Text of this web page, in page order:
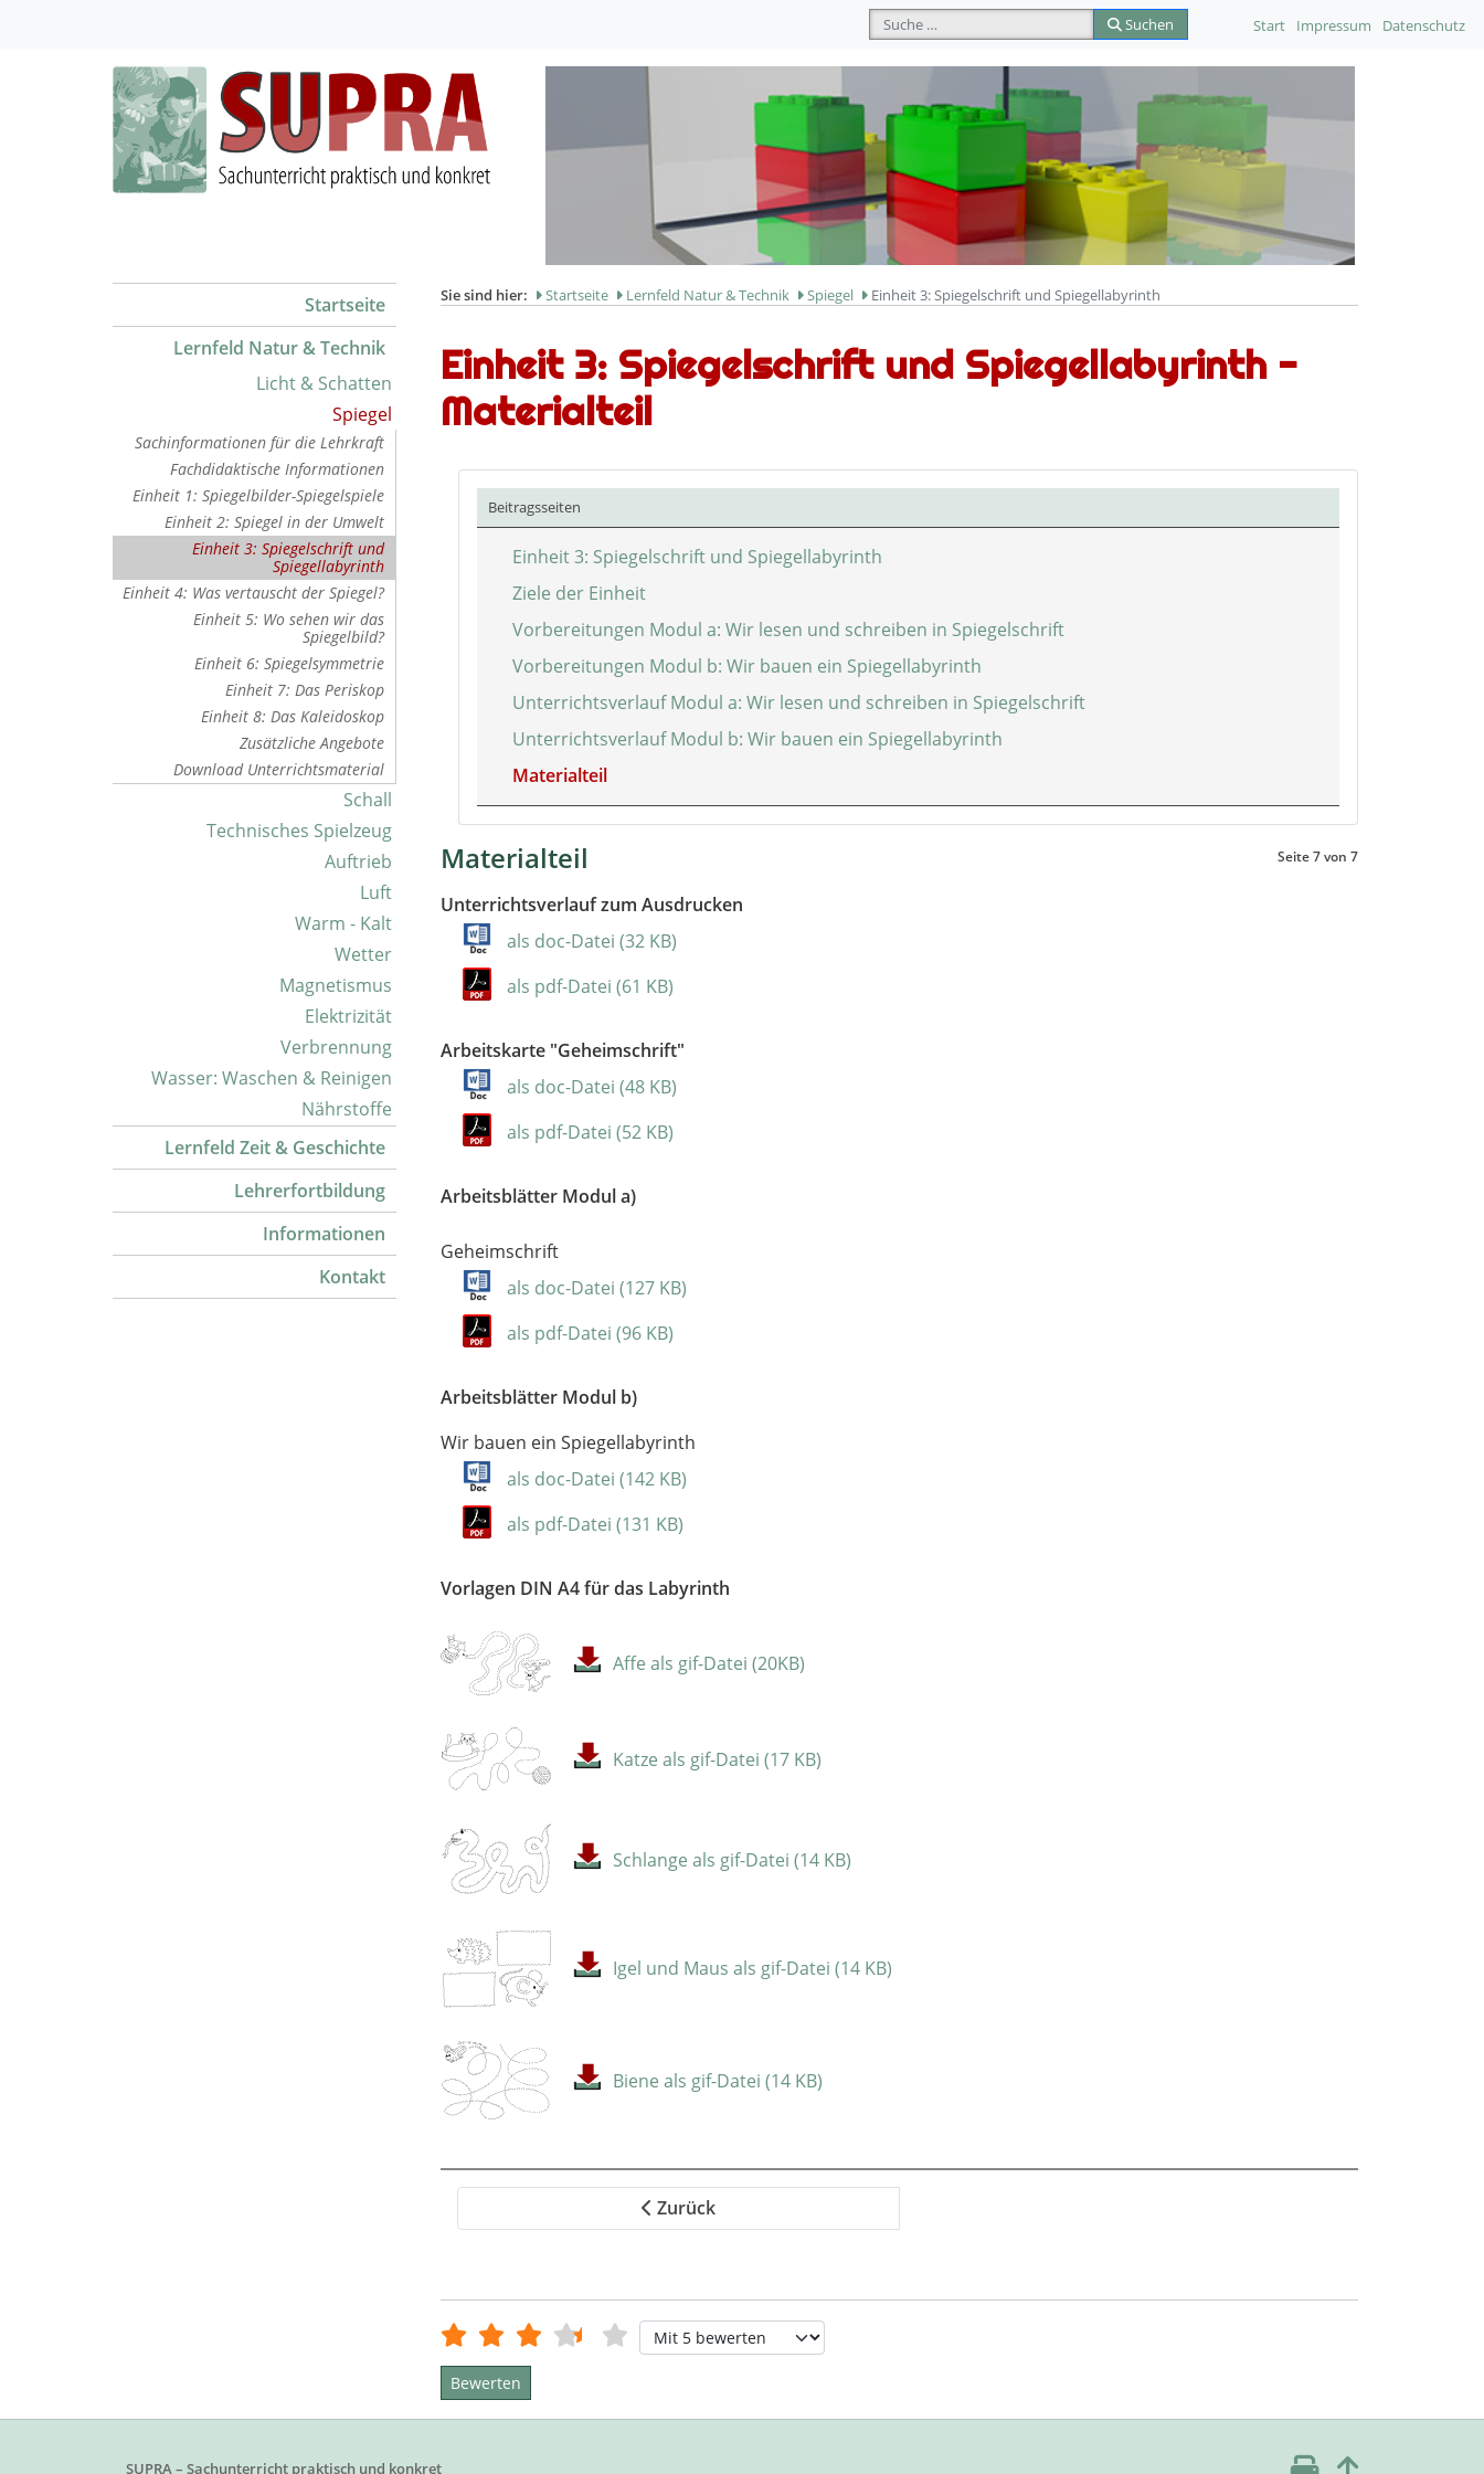
Suchen Suchen Start Impressum Datenschutz
Startseite
Lernfeld Natur & Technik
Licht & Schatten
Spiegel
Sachinformationen für die Lehrkraft
Fachdidaktische Informationen
Einheit 1: Spiegelbilder-Spiegelspiele
Einheit 2: Spiegel in der Umwelt
Einheit 3: Spiegelschrift und
Spiegellabyrinth
Einheit 4: Was vertauscht der Spiegel?
Einheit 5: Wo sehen wir das
Spiegelbild?
Einheit 6: Spiegelsymmetrie
Einheit 7: Das Periskop
Einheit 8: Das Kaleidoskop
Zusätzliche Angebote
Download Unterrichtsmaterial
Schall
Technisches Spielzeug
Auftrieb
Luft
Warm - Kalt
Wetter
Magnetismus
Elektrizität
Verbrennung
Wasser: Waschen & Reinigen
Nährstoffe
Lernfeld Zeit & Geschichte
Lehrerfortbildung
Informationen
Kontakt
Sie sind hier: Startseite Lernfeld Natur & Technik Spiegel Einheit 3: Spiegelschrift und Spiegellabyrinth
Einheit 3: Spiegelschrift und Spiegellabyrinth -
Materialteil
Beitragsseiten
Einheit 3: Spiegelschrift und Spiegellabyrinth
Ziele der Einheit
Vorbereitungen Modul a: Wir lesen und schreiben in Spiegelschrift
Vorbereitungen Modul b: Wir bauen ein Spiegellabyrinth
Unterrichtsverlauf Modul a: Wir lesen und schreiben in Spiegelschrift
Unterrichtsverlauf Modul b: Wir bauen ein Spiegellabyrinth
Materialteil
Seite 7 von 7
Materialteil
Unterrichtsverlauf zum Ausdrucken
als doc-Datei (32 KB)
als pdf-Datei (61 KB)
Arbeitskarte "Geheimschrift"
als doc-Datei (48 KB)
als pdf-Datei (52 KB)
Arbeitsblätter Modul a)
Geheimschrift
als doc-Datei (127 KB)
als pdf-Datei (96 KB)
Arbeitsblätter Modul b)
Wir bauen ein Spiegellabyrinth
als doc-Datei (142 KB)
als pdf-Datei (131 KB)
Vorlagen DIN A4 für das Labyrinth
Affe als gif-Datei (20KB)
Katze als gif-Datei (17 KB)
Schlange als gif-Datei (14 KB)
Igel und Maus als gif-Datei (14 KB)
Biene als gif-Datei (14 KB)
Zurück
Bewertung: / 5 Bitte bewerten
SUPRA – Sachunterricht praktisch und konkret